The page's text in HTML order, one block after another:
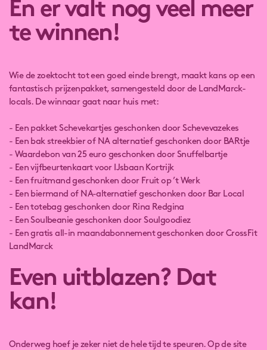
En er valt nog veel meer
te winnen!
Wie de zoektocht tot een goed einde brengt, maakt kans op een
fantastisch prijzenpakket, samengesteld door de LandMarck-
locals. De winnaar gaat naar huis met:
- Een pakket Schevekartjes geschonken door Schevevazekes
- Een bak streekbier of NA alternatief geschonken door BARtje
- Waardebon van 25 euro geschonken door Snuffelbartje
- Een vijfbeurtenkaart voor IJsbaan Kortrijk
- Een fruitmand geschonken door Fruit op ’t Werk
- Een biermand of NA-alternatief geschonken door Bar Local
- Een totebag geschonken door Rina Redgina
- Een Soulbeanie geschonken door Soulgoodiez
- Een gratis all-in maandabonnement geschonken door CrossFit
LandMarck
Even uitblazen? Dat
kan!
Onderweg hoef je zeker niet de hele tijd te speuren. Op de site